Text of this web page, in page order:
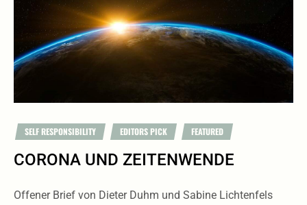
SELF RESPONSIBILITY EDITORS PICK FEATURED
CORONA UND ZEITENWENDE
Offener Brief von Dieter Duhm und Sabine Lichtenfels